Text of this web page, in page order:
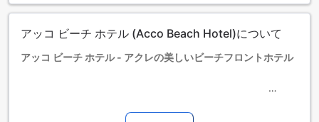
ます。各ルームタイプ欄の記載をお確かめください。ルーム
ていない場合は、エキストラベッドの追加はできません。
【ご注意】6部屋以上をご予約の場合は、異なるご予約条件や
追加料金が適用されることがありますのでご了承ください。
アッコ ビーチ ホテル (Acco Beach Hotel)について
アッコ ビーチ ホテル - アクレの美しいビーチフロントホテル
いビーチフロントホテルです。空港までの所要時間は約110分